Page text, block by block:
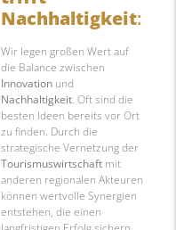
Nachhaltigkeit:
Wir legen großen Wert auf
die Balance zwischen
Innovation und
Nachhaltigkeit. Oft sind die
besten Ideen bereits vor Ort
zu finden. Durch die
strategische Vernetzung der
Tourismuswirtschaft mit
anderen regionalen Akteuren
können wertvolle Synergien
entstehen, die einen